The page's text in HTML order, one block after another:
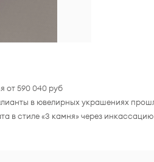
от 590 040 руб
в ювелирных украшениях
в стиле «3 камня» через